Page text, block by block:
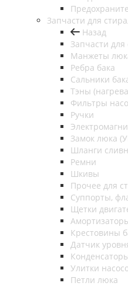
Запчасти для
Назад
Запчасти
Манжеты
Ребра бака
Сальники
Тэны
Фильтры
Ручки
Замок люка
Шланги
Ремни
Шкивы
Прочее для
Суппорты,
Щетки
Крестовины
Датчик
Улитки
Петли люка